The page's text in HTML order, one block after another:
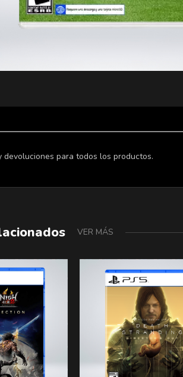
devoluciones para todos los productos.
VER MÁS